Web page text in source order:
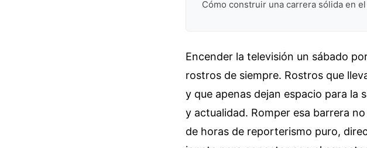
Cómo construir una carrera sólida en
Encender la televisión un sábado
rostros de siempre. Rostros que
y que apenas dejan espacio para la
y actualidad. Romper esa barrera
de horas de reporterismo puro,